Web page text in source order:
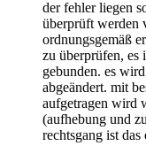
der fehler liegen
überprüft werden
ordnungsgemäß
zu überprüfen, es
gebunden. es
abgeändert. mit
aufgetragen wird
(aufhebung und
rechtsgang ist